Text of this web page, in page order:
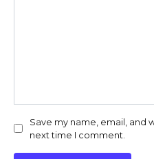
Save my name, email, and
next time I comment.